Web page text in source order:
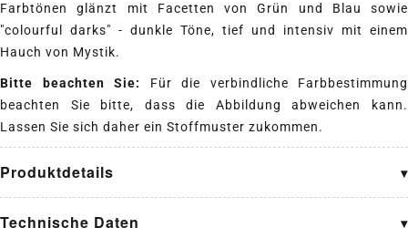
Farbtönen glänzt mit Facetten von Grün und Blau sowie
"colourful darks" - dunkle Töne, tief und intensiv mit einem
Hauch von Mystik.
Bitte beachten Sie:
Für die verbindliche Farbbestimmung
beachten Sie bitte, dass die Abbildung abweichen kann.
Lassen Sie sich daher ein Stoffmuster zukommen.
Produktdetails
Technische Daten